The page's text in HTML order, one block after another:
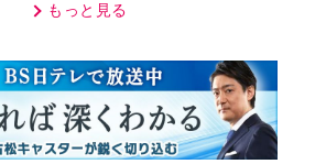
もっと見る